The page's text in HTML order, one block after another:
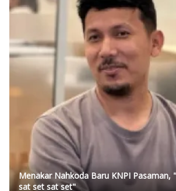
Menakar Nahkoda Baru KNPI Pasaman,
sat set sat set"